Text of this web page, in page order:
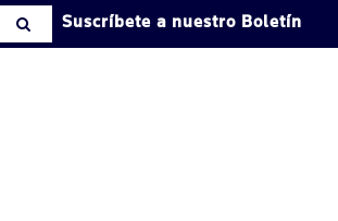
Suscríbete a nuestro Boletín